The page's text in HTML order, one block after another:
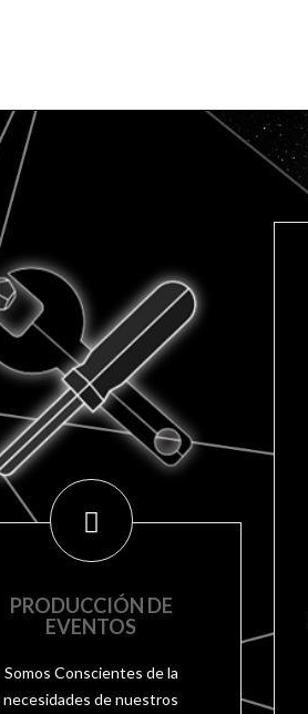
PRODUCCIÓN DE
EVENTOS
Somos Conscientes de la
necesidades de nuestros